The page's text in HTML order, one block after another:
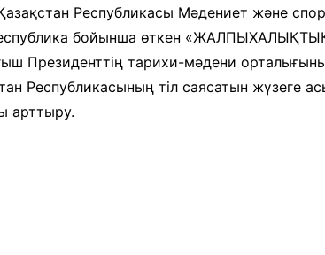
және экспозициялық-
көрмені қамтамасыз ету
бөлімі
Уақыт ағымында
«Дәстүр мен ғұрып» залы
Республикасы Мәдениет және
бойынша өткен
Президенттің тарихи-мәдени
тіл саясатын жүзеге
арттыру.